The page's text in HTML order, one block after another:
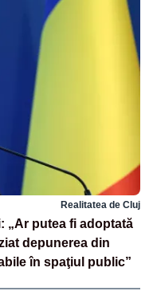
Realitatea de Cluj
„Ar putea fi adoptată
depunerea din
în spaţiul public”